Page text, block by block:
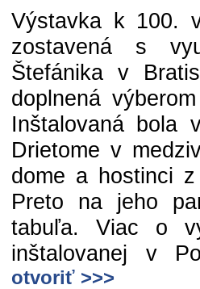
Výstavka k 100.
zostavená s
Štefánika v
doplnená
Inštalovaná bola
Drietome v
dome a hostinci
Preto na jeho
tabuľa. Viac o
inštalovanej v
otvoriť >>>